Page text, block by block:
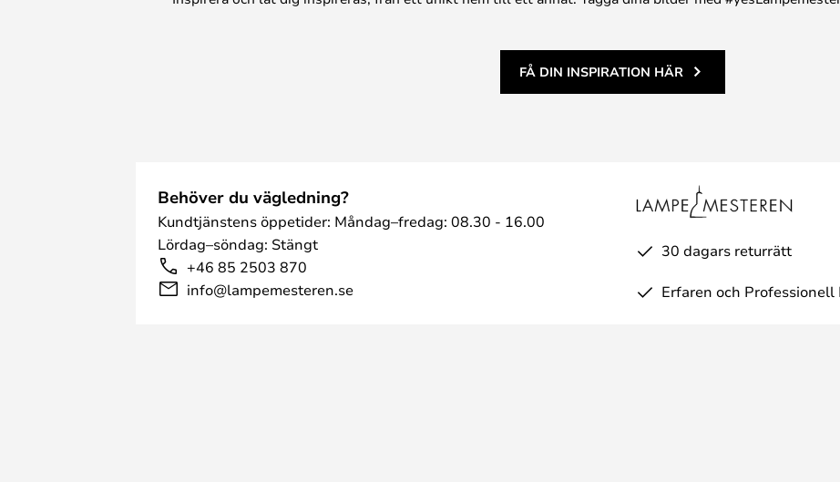
FÅ DIN INSPIRATION HÄR
Behöver du vägledning?
Kundtjänstens öppetider: Måndag–fredag: 08.30 - 16.00
Lördag–söndag: Stängt
+46 85 2503 870
info@lampemesteren.se
30 dagars returrätt
Erfaren och